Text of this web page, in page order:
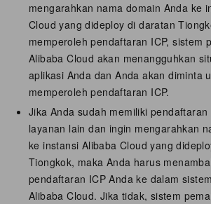
mengarahkan nama domain Anda ke
Cloud yang dideploy didaratan
memperoleh pendaftaran ICP, sistem
Alibaba Cloud akan menangguhkan
aplikasi Anda dan Anda akan diminta
memperoleh pendaftaran ICP.
Jika Anda sudah memiliki
layanan lain dan ingin mengarahkan
ke instansi Alibaba Cloud yang
Tiongkok, maka Anda harus
pendaftaran ICP Anda ke dalam
Alibaba Cloud. Jika tidak, sistem